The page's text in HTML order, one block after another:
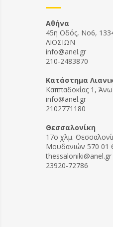
Αθήνα
45η Οδός, Νο6,
ΛΙΟΣΙΩΝ
info@anel.gr
210-2483870
Kατάστημα
Καππαδοκίας 1, Άνω
info@anel.gr
2102771180
Θεσσαλονίκη
17ο χλμ.
Μουδανιών 570 01
thessaloniki@anel.gr
23920-72786